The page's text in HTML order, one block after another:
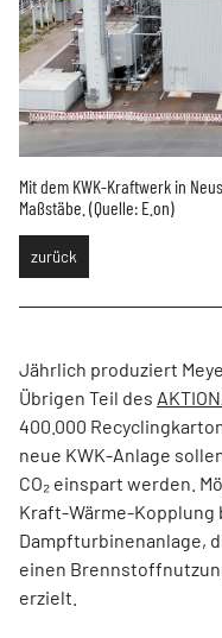
zurück
Mit dem KWK-Kraftwerk in
Maßstäbe. (Quelle: E.on)
Jährlich produziert
Übrigen Teil des
400.000
neue KWK-Anlage
CO₂ einspart werden.
Kraft-Wärme-Kopplung
Dampfturbinenanlage,
einen
erzielt.